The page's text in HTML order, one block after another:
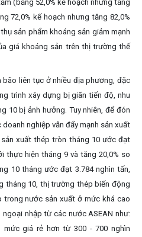
(bằng 52,0% kế hoạch nhưng tăng
72,0% kế hoạch nhưng tăng 82,0%
sản phẩm khoáng sản giảm mạnh
giá khoáng sản trên thị trường thế
liên tục ở nhiều địa phương, đặc
trình xây dựng bị giãn tiến độ, nhu
10 bị ảnh hưởng. Tuy nhiên, để đón
nghiệp vẫn đẩy mạnh sản xuất
xuất thép tròn tháng 10 ước đạt
thực hiện tháng 9 và tăng 20,0% so
10 tháng ước đạt 3.784 nghìn tấn,
tháng 10, thị trường thép biến động
trong nước sản xuất ở mức khá cao
nhập từ các nước ASEAN như:
mức giá rẻ hơn từ 300 - 700 nghìn